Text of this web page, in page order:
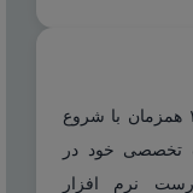
شرکت مشاوره هاله افزار از سال ۱۳۷۷ همزمان با شروع
تخصصی خود در
نرم افزار